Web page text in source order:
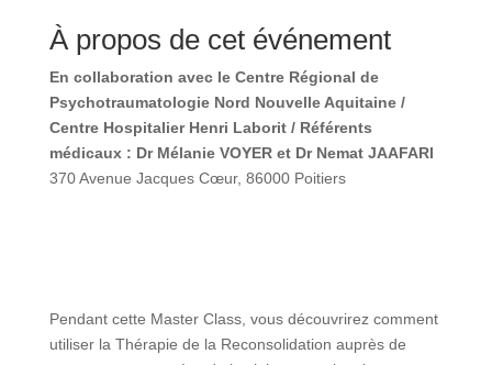
À propos de cet événement
En collaboration avec le Centre Régional de
Psychotraumatologie Nord Nouvelle Aquitaine /
Centre Hospitalier Henri Laborit / Référents
médicaux : Dr Mélanie VOYER et Dr Nemat